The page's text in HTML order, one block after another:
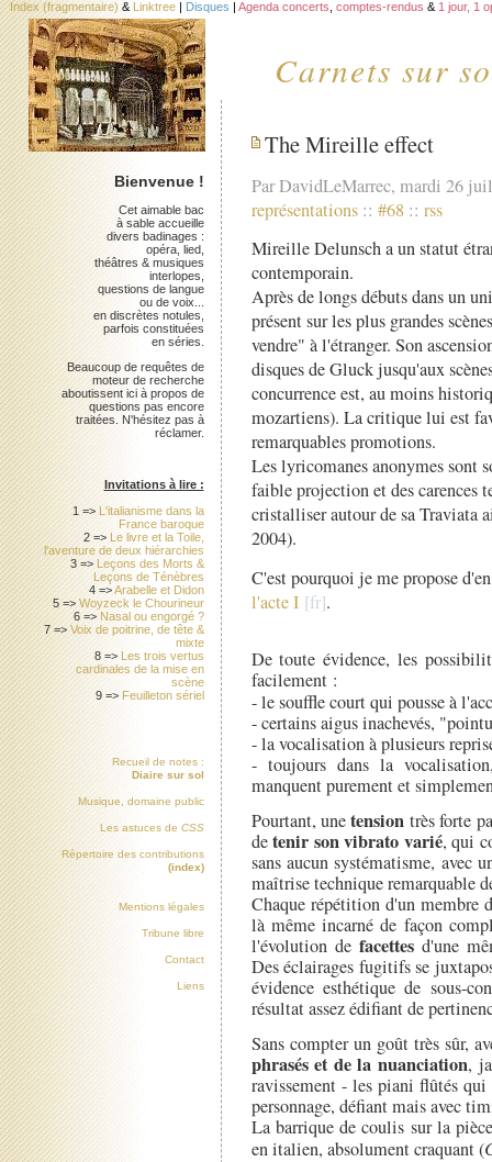
Carnets sur
Index (fragmentaire) & Linktree | Disques | Agenda concerts comptes-rendus & 1 jour, 1
The Mireille effect
Par DavidLeMarrec, mardi 26
représentations :: #68 :: rss
Mireille Delunsch a un statut
contemporain.
Après de longs débuts dans un
présent sur les plus grandes
vendre" à l'étranger. Son
disques de Gluck jusqu'aux
concurrence est, au moins
mozartiens). La critique lui est
remarquables promotions.
Les lyricomanes anonymes sont
faible projection et des carences
cristalliser autour de sa Traviata
2004).
C'est pourquoi je me propose
l'acte I
.
De toute évidence, les
facilement :
- le souffle court qui pousse à
- certains aigus inachevés,
- la vocalisation à plusieurs
- toujours dans la
manquent purement et
Pourtant, unetension très forte
detenir son vibrato varié, qui
sans aucun systématisme, avec
maîtrise technique remarquable
Chaque répétition d'un membre
là même incarné de façon
l'évolution de facettesd'une
Des éclairages fugitifs se
évidence esthétique de sous-
résultat assez édifiant de
Sans compter un goût très sûr,
phrasés et de la nuanciation,
ravissement - les piani flûtés
personnage, défiant mais avec
La barrique de coulis sur la
en italien, absolument craquant (
Bienvenue !
Cet aimable bac
à sable accueille
divers badinages :
opéra, lied,
théâtres & musiques
interlopes,
questions de langue
ou de voix...
en discrètes notules,
parfois constituées
en séries.
Beaucoup de requêtes de
moteur de recherche
aboutissent ici à propos de
questions pas encore
traitées. N'hésitez pas à
réclamer.
Invitations à lire :
1 => L'italianisme dans la
France baroque
2 => Le livre et la Toile,
l'aventure de deux hiérarchies
3 => Leçons des Morts &
Leçons de Ténèbres
4 =>Arabelle et Didon
5 =>Woyzeck le Chourineur
6 => Nasal ou engorgé ?
7 =>Voix de poitrine, de tête &
mixte
8 => Les trois vertus
cardinales de la mise en
scène
9 => Feuilleton sériel
Recueil de notes :
Diaire sur sol
Musique, domaine public
Les astuces de CSS
Répertoire des contributions
(index)
Mentions légales
Tribune libre
Contact
Liens